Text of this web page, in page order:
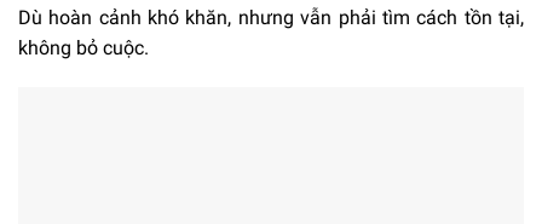
Dù hoàn cảnh khó khăn, nhưng vẫn phải tìm cách tồn tại,
không bỏ cuộc.